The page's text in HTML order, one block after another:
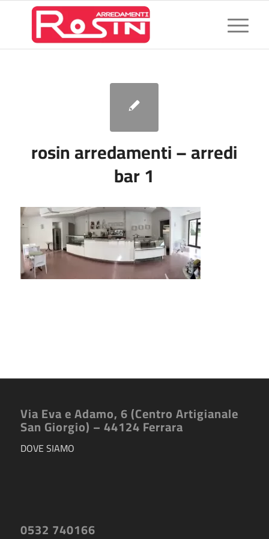
rosin arredamenti – arredi
bar 1
Via Eva e Adamo, 6 (Centro Artigianale
San Giorgio) – 44124 Ferrara
DOVE SIAMO
0532 740166